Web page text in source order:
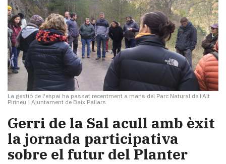
La gestió de l'espai ha passat recentment a mans del Parc Natural de l'Alt
Pirineu | Ajuntament de Baix Pallars
Gerri de la Sal acull amb èxit
la jornada participativa
sobre el futur del Planter